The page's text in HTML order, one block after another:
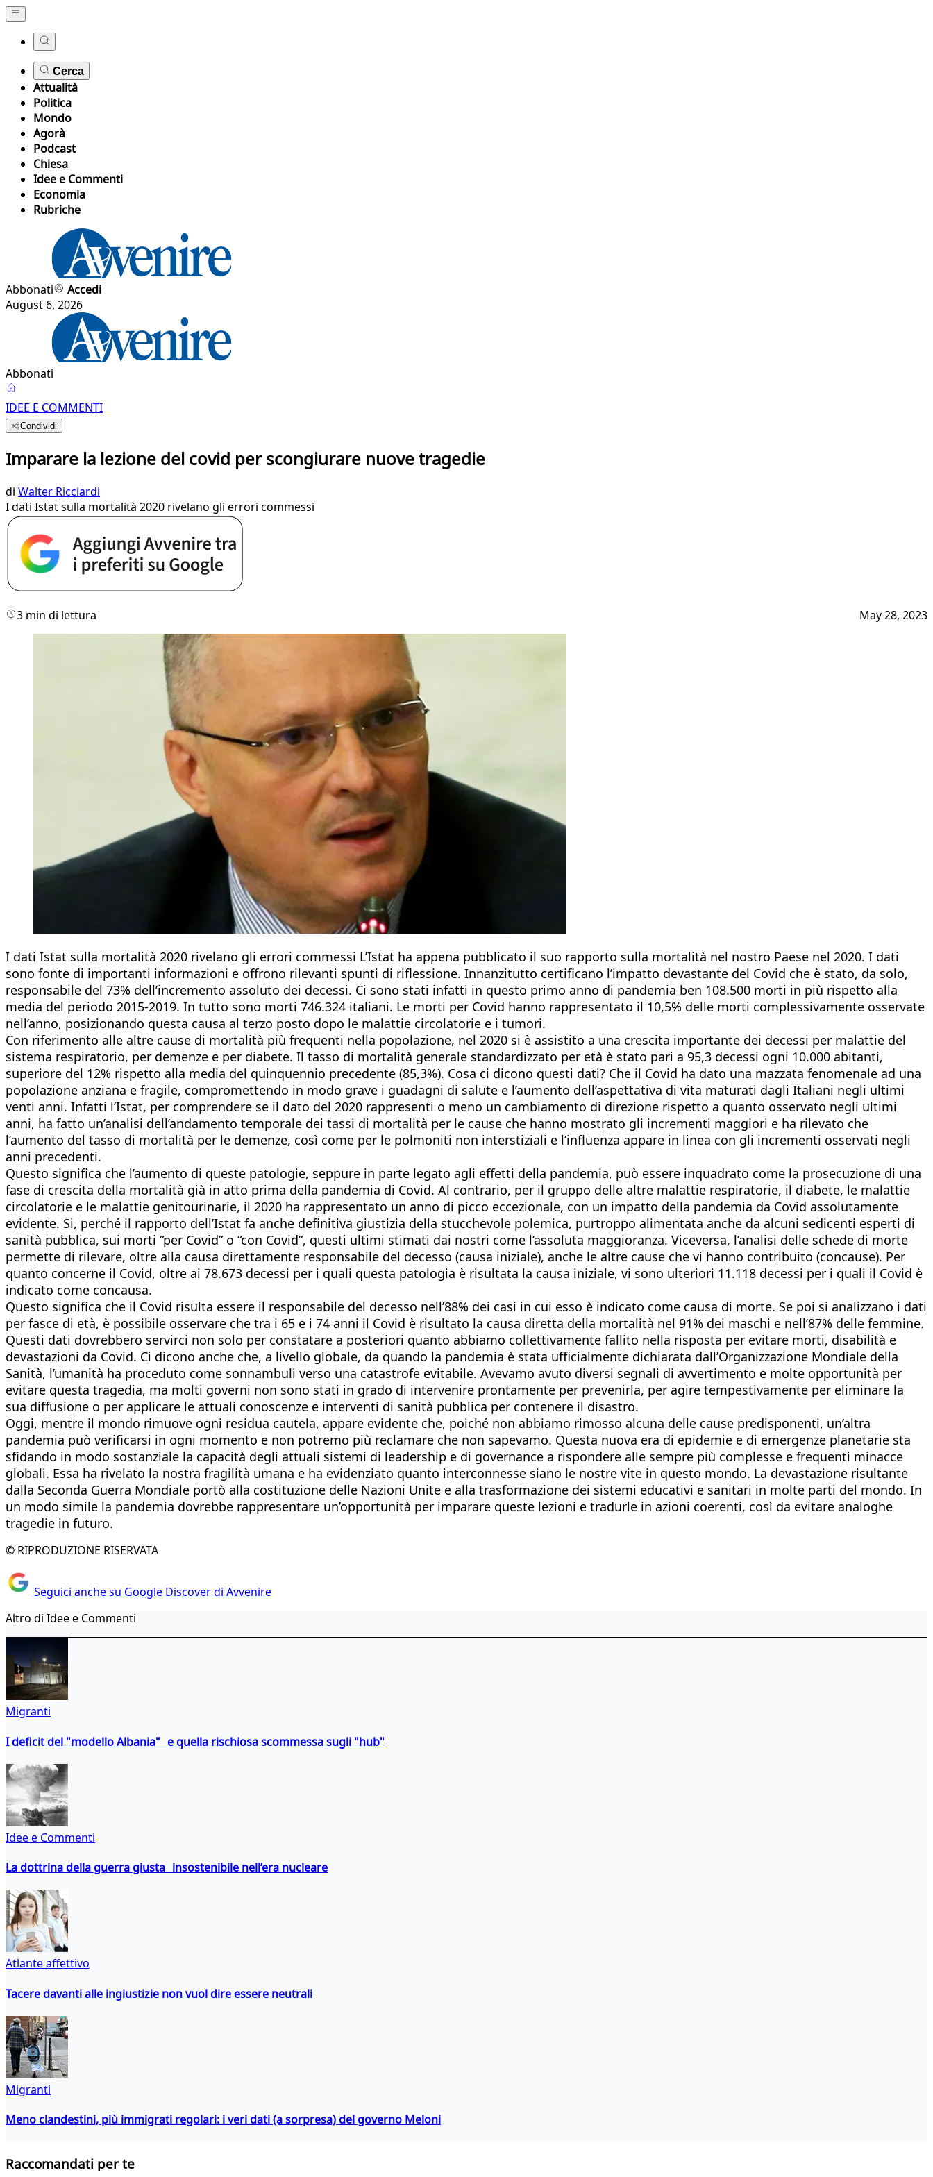
Cerca
Attualità
Politica
Mondo
Agorà
Podcast
Chiesa
Idee e Commenti
Economia
Rubriche
Abbonati
Accedi
August 6, 2026
Abbonati
IDEE E COMMENTI
Condividi
Imparare la lezione del covid per scongiurare nuove tragedie
di Walter Ricciardi
I dati Istat sulla mortalità 2020 rivelano gli errori commessi
3 min di lettura May 28, 2023
I dati Istat sulla mortalità 2020 rivelano gli errori commessi L’Istat ha appena pubblicato il suo rapporto sulla mortalità nel nostro Paese nel 2020. I dati
sono fonte di importanti informazioni e offrono rilevanti spunti di riflessione. Innanzitutto certificano l’impatto devastante del Covid che è stato, da solo,
responsabile del 73% dell’incremento assoluto dei decessi. Ci sono stati infatti in questo primo anno di pandemia ben 108.500 morti in più rispetto alla
media del periodo 2015-2019. In tutto sono morti 746.324 italiani. Le morti per Covid hanno rappresentato il 10,5% delle morti complessivamente osservate
nell’anno, posizionando questa causa al terzo posto dopo le malattie circolatorie e i tumori.
Con riferimento alle altre cause di mortalità più frequenti nella popolazione, nel 2020 si è assistito a una crescita importante dei decessi per malattie del
sistema respiratorio, per demenze e per diabete. Il tasso di mortalità generale standardizzato per età è stato pari a 95,3 decessi ogni 10.000 abitanti,
superiore del 12% rispetto alla media del quinquennio precedente (85,3%). Cosa ci dicono questi dati? Che il Covid ha dato una mazzata fenomenale ad una
popolazione anziana e fragile, compromettendo in modo grave i guadagni di salute e l’aumento dell’aspettativa di vita maturati dagli Italiani negli ultimi
venti anni. Infatti l’Istat, per comprendere se il dato del 2020 rappresenti o meno un cambiamento di direzione rispetto a quanto osservato negli ultimi
anni, ha fatto un’analisi dell’andamento temporale dei tassi di mortalità per le cause che hanno mostrato gli incrementi maggiori e ha rilevato che
l’aumento del tasso di mortalità per le demenze, così come per le polmoniti non interstiziali e l’influenza appare in linea con gli incrementi osservati negli
anni precedenti.
Questo significa che l’aumento di queste patologie, seppure in parte legato agli effetti della pandemia, può essere inquadrato come la prosecuzione di una
fase di crescita della mortalità già in atto prima della pandemia di Covid. Al contrario, per il gruppo delle altre malattie respiratorie, il diabete, le malattie
circolatorie e le malattie genitourinarie, il 2020 ha rappresentato un anno di picco eccezionale, con un impatto della pandemia da Covid assolutamente
evidente. Si, perché il rapporto dell’Istat fa anche definitiva giustizia della stucchevole polemica, purtroppo alimentata anche da alcuni sedicenti esperti di
sanità pubblica, sui morti “per Covid” o “con Covid”, questi ultimi stimati dai nostri come l’assoluta maggioranza. Viceversa, l’analisi delle schede di morte
permette di rilevare, oltre alla causa direttamente responsabile del decesso (causa iniziale), anche le altre cause che vi hanno contribuito (concause). Per
quanto concerne il Covid, oltre ai 78.673 decessi per i quali questa patologia è risultata la causa iniziale, vi sono ulteriori 11.118 decessi per i quali il Covid è
indicato come concausa.
Questo significa che il Covid risulta essere il responsabile del decesso nell’88% dei casi in cui esso è indicato come causa di morte. Se poi si analizzano i dati
per fasce di età, è possibile osservare che tra i 65 e i 74 anni il Covid è risultato la causa diretta della mortalità nel 91% dei maschi e nell’87% delle femmine.
Questi dati dovrebbero servirci non solo per constatare a posteriori quanto abbiamo collettivamente fallito nella risposta per evitare morti, disabilità e
devastazioni da Covid. Ci dicono anche che, a livello globale, da quando la pandemia è stata ufficialmente dichiarata dall’Organizzazione Mondiale della
Sanità, l’umanità ha proceduto come sonnambuli verso una catastrofe evitabile. Avevamo avuto diversi segnali di avvertimento e molte opportunità per
evitare questa tragedia, ma molti governi non sono stati in grado di intervenire prontamente per prevenirla, per agire tempestivamente per eliminare la
sua diffusione o per applicare le attuali conoscenze e interventi di sanità pubblica per contenere il disastro.
Oggi, mentre il mondo rimuove ogni residua cautela, appare evidente che, poiché non abbiamo rimosso alcuna delle cause predisponenti, un’altra
pandemia può verificarsi in ogni momento e non potremo più reclamare che non sapevamo. Questa nuova era di epidemie e di emergenze planetarie sta
sfidando in modo sostanziale la capacità degli attuali sistemi di leadership e di governance a rispondere alle sempre più complesse e frequenti minacce
globali. Essa ha rivelato la nostra fragilità umana e ha evidenziato quanto interconnesse siano le nostre vite in questo mondo. La devastazione risultante
dalla Seconda Guerra Mondiale portò alla costituzione delle Nazioni Unite e alla trasformazione dei sistemi educativi e sanitari in molte parti del mondo. In
un modo simile la pandemia dovrebbe rappresentare un’opportunità per imparare queste lezioni e tradurle in azioni coerenti, così da evitare analoghe
tragedie in futuro.
© RIPRODUZIONE RISERVATA
Seguici anche su Google Discover di Avvenire
Altro di Idee e Commenti
Migranti
I deficit del "modello Albania" e quella rischiosa scommessa sugli "hub"
Idee e Commenti
La dottrina della guerra giusta insostenibile nell’era nucleare
Atlante affettivo
Tacere davanti alle ingiustizie non vuol dire essere neutrali
Migranti
Meno clandestini, più immigrati regolari: i veri dati (a sorpresa) del governo Meloni
Raccomandati per te